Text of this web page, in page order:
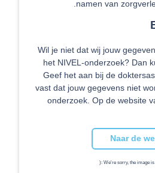
namen van
Wil je niet dat wij jouw
het NIVEL-onderzoek? Dan
Geef het aan bij de
vast dat jouw gegevens niet
onderzoek. Op de website
Naar de